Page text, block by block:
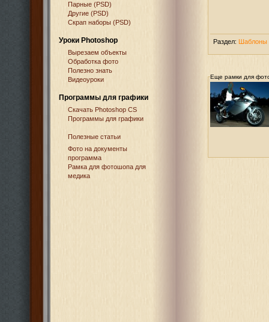
Парные (PSD)
Другие (PSD)
Скрап наборы (PSD)
Уроки Photoshop
Вырезаем объекты
Обработка фото
Полезно знать
Видеоуроки
Программы для графики
Cкачать Photoshop CS
Программы для графики
Полезные статьи
Фото на документы
программа
Рамка для фотошопа для
медика
Раздел: Шаблоны
Еще рамки для